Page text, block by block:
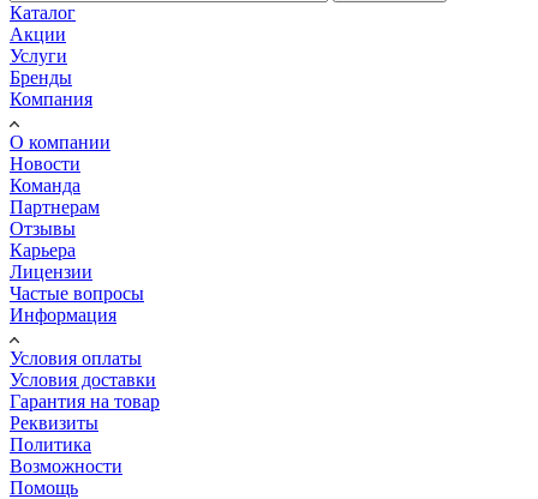
Каталог
Акции
Услуги
Бренды
Компания
О компании
Новости
Команда
Партнерам
Отзывы
Карьера
Лицензии
Частые вопросы
Информация
Условия оплаты
Условия доставки
Гарантия на товар
Реквизиты
Политика
Возможности
Помощь